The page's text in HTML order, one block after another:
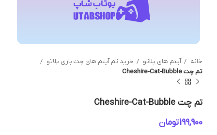
خانه آیتم های پلاتو
خرید تم آیتم های چت بازی پلاتو
تم چت Cheshire-Cat-Bubble
تم چت Cheshire-Cat-Bubble
تومان